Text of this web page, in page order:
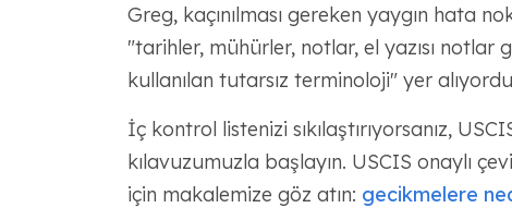
Greg, kaçınılması gereken yaygın hata
"tarihler, mühürler, notlar, el yazısı
kullanılan tutarsız terminoloji" yer
İç kontrol listenizi sıkılaştırıyorsanız,
kılavuzumuzla başlayın. USCIS onaylı
için makalemize göz atın: gecikmelere